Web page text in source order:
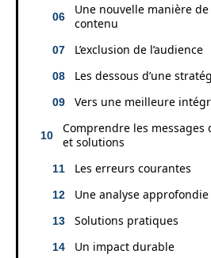
Une nouvelle manière
contenu
L’exclusion de l’audience
Les dessous d’une
Vers une meilleure
Comprendre les messages
et solutions
Les erreurs courantes
Une analyse approfondie
Solutions pratiques
Un impact durable